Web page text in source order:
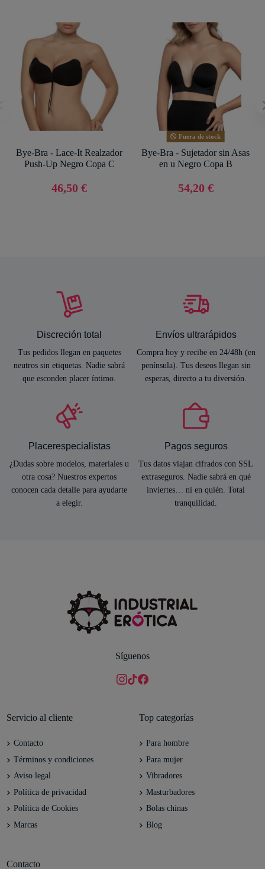
Bye-Bra - Lace-It Realzador
Push-Up Negro Copa C
46,50 €
Fuera de stock
Bye-Bra - Sujetador sin Asas
en u Negro Copa B
54,20 €
Discreción total
Tus pedidos llegan en paquetes
neutros sin etiquetas. Nadie sabrá
que esconden placer íntimo.
Envíos ultrarápidos
Compra hoy y recibe en 24/48h (en
península). Tus deseos llegan sin
esperas, directo a tu diversión.
Placerespecialistas
¿Dudas sobre modelos, materiales u
otra cosa? Nuestros expertos
conocen cada detalle para ayudarte
a elegir.
Pagos seguros
Tus datos viajan cifrados con SSL
extraseguros. Nadie sabrá en qué
inviertes… ni en quién. Total
tranquilidad.
Síguenos
Servicio al cliente
Contacto
Términos y condiciones
Aviso legal
Política de privacidad
Política de Cookies
Marcas
Top categorías
Para hombre
Para mujer
Vibradores
Masturbadores
Bolas chinas
Blog
Contacto